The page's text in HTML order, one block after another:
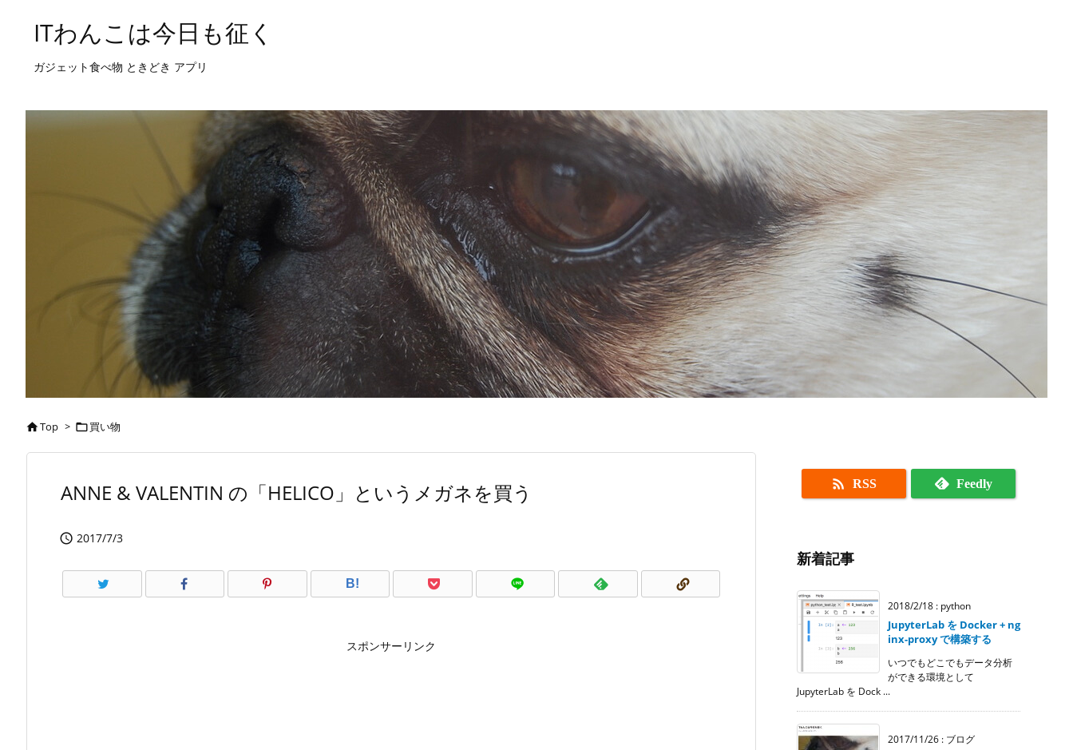
ITわんこは今日も征く
ガジェット食べ物 ときどき アプリ
Top > 買い物
ANNE & VALENTIN の「HELICO」というメガネを買う
 2017/7/3
B!
スポンサーリンク
 RSS Feedly
新着記事
2018/2/18 : python
JupyterLab を Docker + ng
inx-proxy で構築する
いつでもどこでもデータ分析
ができる環境として
JupyterLab を Dock ...
2017/11/26 : ブログ